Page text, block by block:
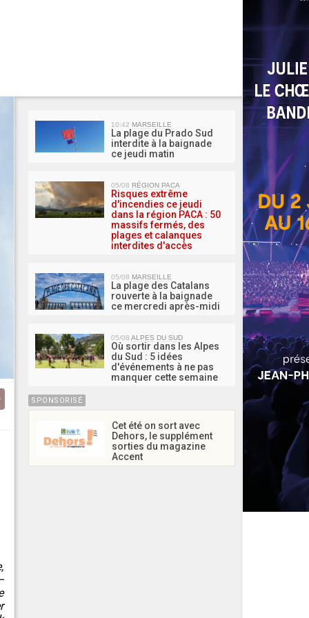
MA
10:42 MARSEILLE
La plage du Prado Sud
interdite à la baignade
ce jeudi matin
05/08 RÉGION PACA
Risques extrême
d'incendies ce jeudi
dans la région PACA : 50
massifs fermés, des
plages et calanques
interdites d'accès
05/08 MARSEILLE
La plage des Catalans
rouverte à la baignade
ce mercredi après-midi
05/08 ALPES DU SUD
Où sortir dans les Alpes
du Sud : 5 idées
d'événements à ne pas
manquer cette semaine
SPONSORISÉ
Cet été on sort avec
Dehors, le supplément
sorties du magazine
Accent